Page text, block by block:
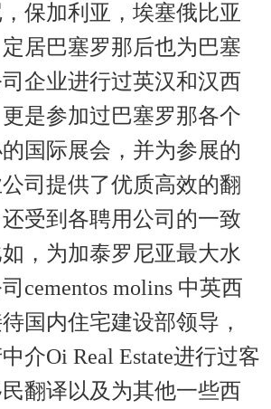
保加利亚，埃塞俄比亚
居巴塞罗那后也为巴塞
企业进行过英汉和汉西
是参加过巴塞罗那各个
国际展会，并为参展的
司提供了优质高效的翻
受到各聘用公司的一致
，为加泰罗尼亚最大水
cementos molins 中英西
国内住宅建设部领导，
介Oi Real Estate进行过客
翻译以及为其他一些西